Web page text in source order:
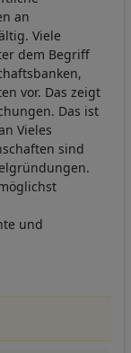
an
Viele
dem Begriff
vor. Das zeigt
Das ist
Vieles
sind
und